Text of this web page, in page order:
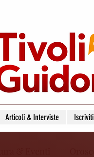
Articoli & Interviste Iscriviti